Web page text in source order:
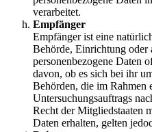
verarbeitet.
Empfänger
Empfänger ist eine
Behörde, Einrichtung oder
personenbezogene Daten
davon, ob es sich bei ihr
Behörden, die im Rahmen
Untersuchungsauftrags
Recht der Mitgliedstaaten
Daten erhalten, gelten